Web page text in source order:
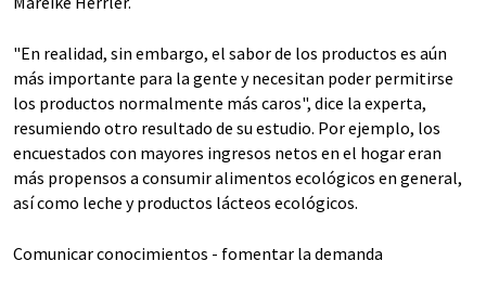
"En realidad, sin embargo, el sabor de los productos es aún
más importante para la gente y necesitan poder permitirse
los productos normalmente más caros", dice la experta,
resumiendo otro resultado de su estudio. Por ejemplo, los
encuestados con mayores ingresos netos en el hogar eran
más propensos a consumir alimentos ecológicos en general,
así como leche y productos lácteos ecológicos.
Comunicar conocimientos - fomentar la demanda